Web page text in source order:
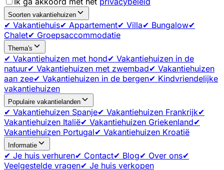
Soorten vakantiehuizen
✔ Vakantiehuis✔ Appartement✔ Villa✔ Bungalow✔
Chalet✔ Groepsaccommodatie
Thema's
✔ Vakantiehuizen met hond✔ Vakantiehuizen in de
natuur✔ Vakantiehuizen met zwembad✔ Vakantiehuizen
aan zee✔ Vakantiehuizen in de bergen✔ Kindvriendelijke
vakantiehuizen
Populaire vakantielanden
✔ Vakantiehuizen Spanje✔ Vakantiehuizen Frankrijk✔
Vakantiehuizen Italië✔ Vakantiehuizen Griekenland✔
Vakantiehuizen Portugal✔ Vakantiehuizen Kroatië
Informatie
✔ Je huis verhuren✔ Contact✔ Blog✔ Over ons✔
Veelgestelde vragen✔ Je huis verkopen